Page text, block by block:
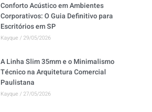
Conforto Acústico em Ambientes
Corporativos: O Guia Definitivo para
Escritórios em SP
Kayque 29/05/2026
A Linha Slim 35mm e o Minimalismo
Técnico na Arquitetura Comercial
Paulistana
Kayque 27/05/2026